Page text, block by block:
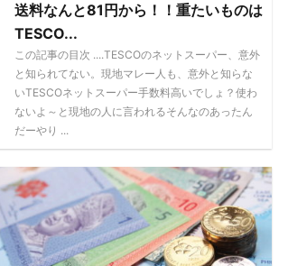
送料なんと81円から！！重たいものは
TESCO...
この記事の目次 ....TESCOのネットスーパー、意外
と知られてない。現地マレー人も、意外と知らな
いTESCOネットスーパー手数料高いでしょ？使わ
ないよ～と現地の人に言われるそんなのあったん
だーやり ...